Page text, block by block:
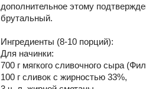
дополнительное этому
брутальный.
Ингредиенты (8-10 порций):
Для начинки:
700 г мягкого сливочного сыра
100 г сливок с жирностью 33%,